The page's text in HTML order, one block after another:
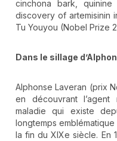
cinchona bark,
discovery of artemisinin
Tu Youyou (Nobel Prize
Dans le sillage
Alphonse Laveran (prix
en découvrant l’agent
maladie qui existe
longtemps
la fin du XIXe siècle. En